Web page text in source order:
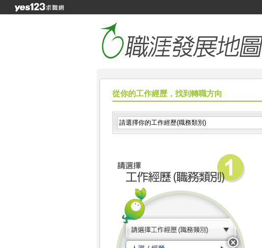
從你的工作經歷，找到轉職方向